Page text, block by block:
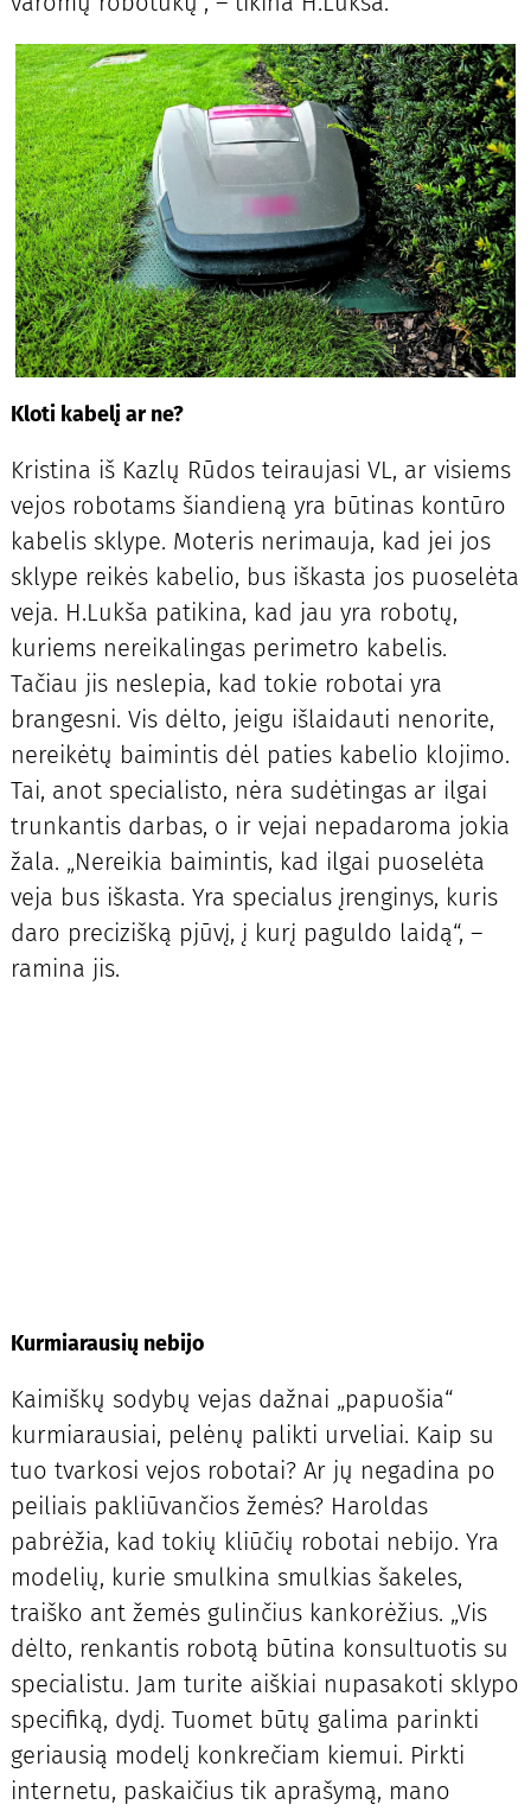
Kloti kabelį ar ne?
Kristina iš Kazlų Rūdos teiraujasi VL, ar visiems
vejos robotams šiandieną yra būtinas kontūro
kabelis sklype. Moteris nerimauja, kad jei jos
sklype reikės kabelio, bus iškasta jos puoselėta
veja. H.Lukša patikina, kad jau yra robotų,
kuriems nereikalingas perimetro kabelis.
Tačiau jis neslepia, kad tokie robotai yra
brangesni. Vis dėlto, jeigu išlaidauti nenorite,
nereikėtų baimintis dėl paties kabelio klojimo.
Tai, anot specialisto, nėra sudėtingas ar ilgai
trunkantis darbas, o ir vejai nepadaroma jokia
žala. „Nereikia baimintis, kad ilgai puoselėta
veja bus iškasta. Yra specialus įrenginys, kuris
daro precizišką pjūvį, į kurį paguldo laidą“, –
ramina jis.
Kurmiarausių nebijo
Kaimiškų sodybų vejas dažnai „papuošia“
kurmiarausiai, pelėnų palikti urveliai. Kaip su
tuo tvarkosi vejos robotai? Ar jų negadina po
peiliais pakliūvančios žemės? Haroldas
pabrėžia, kad tokių kliūčių robotai nebijo. Yra
modelių, kurie smulkina smulkias šakeles,
traiško ant žemės gulinčius kankorėžius. „Vis
dėlto, renkantis robotą būtina konsultuotis su
specialistu. Jam turite aiškiai nupasakoti sklypo
specifiką, dydį. Tuomet būtų galima parinkti
geriausią modelį konkrečiam kiemui. Pirkti
internetu, paskaičius tik aprašymą, mano